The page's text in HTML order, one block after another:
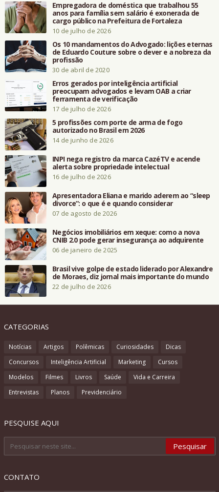
Empregadora de doméstica que trabalhou 55
anos para família sem salário é exonerada de
cargo público na Prefeitura de Fortaleza
10 de julho de 2026
Os 10 mandamentos do Advogado: lições eternas
de Eduardo Couture sobre o dever e a nobreza da
profissão
30 de abril de 2020
Erros gerados por inteligência artificial
preocupam advogados e levam OAB a criar
ferramenta de verificação
17 de julho de 2026
5 profissões com porte de arma de fogo
autorizado no Brasil em 2026
14 de junho de 2026
INPI nega registro da marca CazéTV e acende
alerta sobre propriedade intelectual
16 de julho de 2026
Apresentadora Eliana e marido aderem ao “sleep
divorce”: o que é e quando considerar
07 de agosto de 2026
Negócios imobiliários em xeque: como a nova
CNIB 2.0 pode gerar insegurança ao adquirente
06 de janeiro de 2025
Brasil vive golpe de estado liderado por Alexandre
de Moraes, diz jornal mais importante do mundo
22 de julho de 2026
CATEGORIAS
Notícias Artigos Polêmicas Curiosidades
Dicas
Concursos
Inteligência Artificial Marketing
Cursos
Modelos
Filmes Livros Saúde
Vida e Carreira
Entrevistas
Planos Previdenciário
PESQUISE AQUI
CONTATO